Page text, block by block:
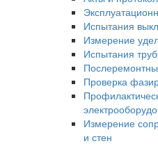
Испытания
Измерение
Испытания
Проверка
Измерение
и стен